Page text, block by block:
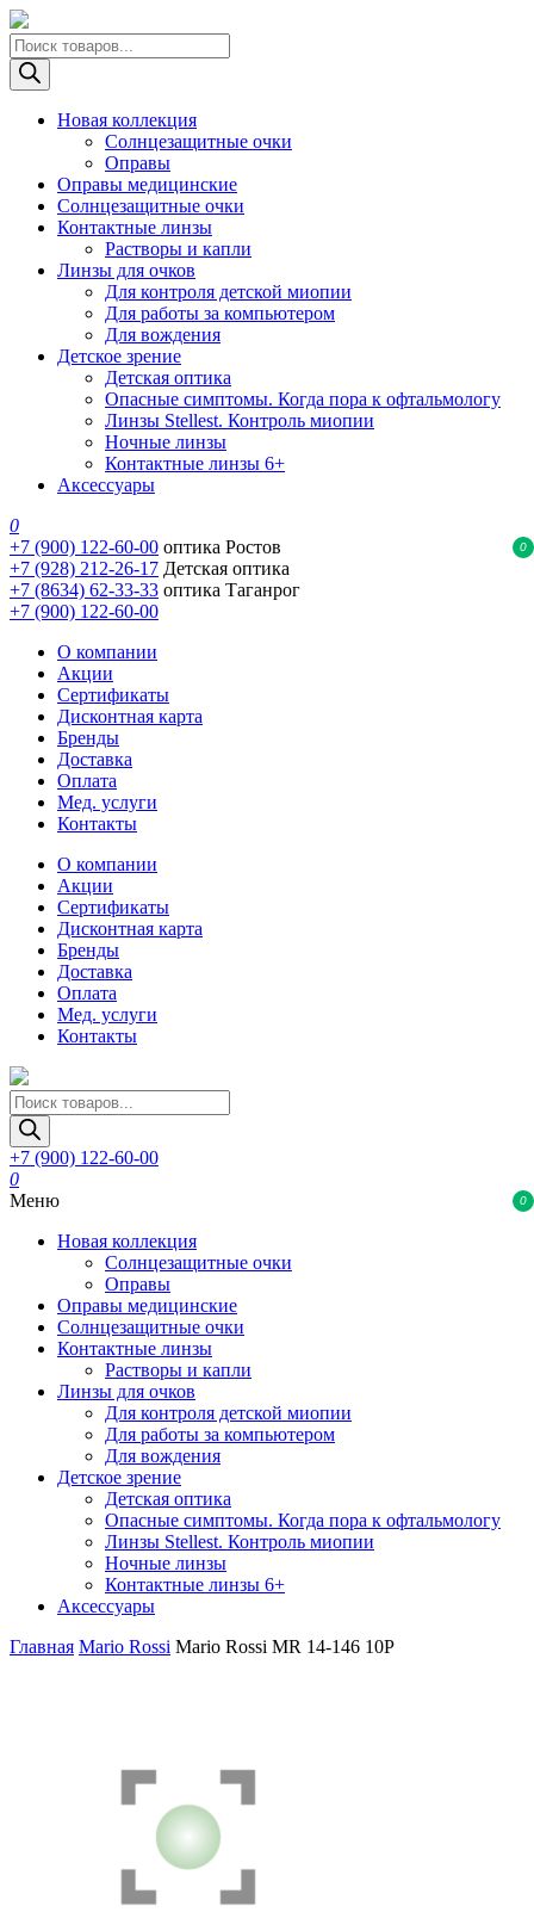
Поиск
товаров
Новая коллекция
Солнцезащитные очки
Оправы
Оправы медицинские
Солнцезащитные очки
Контактные линзы
Растворы и капли
Линзы для очков
Для контроля детской миопии
Для работы за компьютером
Для вождения
Детское зрение
Детская оптика
Опасные симптомы. Когда пора к офтальмологу
Линзы Stellest. Контроль миопии
Ночные линзы
Контактные линзы 6+
Аксессуары
0
0
+7 (900) 122-60-00 оптика Ростов
+7 (928) 212-26-17 Детская оптика
+7 (8634) 62-33-33 оптика Таганрог
+7 (900) 122-60-00
О компании
Акции
Сертификаты
Дисконтная карта
Бренды
Доставка
Оплата
Мед. услуги
Контакты
О компании
Акции
Сертификаты
Дисконтная карта
Бренды
Доставка
Оплата
Мед. услуги
Контакты
Поиск
товаров
+7 (900) 122-60-00
0
0
Меню
Новая коллекция
Солнцезащитные очки
Оправы
Оправы медицинские
Солнцезащитные очки
Контактные линзы
Растворы и капли
Линзы для очков
Для контроля детской миопии
Для работы за компьютером
Для вождения
Детское зрение
Детская оптика
Опасные симптомы. Когда пора к офтальмологу
Линзы Stellest. Контроль миопии
Ночные линзы
Контактные линзы 6+
Аксессуары
Главная Mario Rossi Mario Rossi MR 14-146 10P